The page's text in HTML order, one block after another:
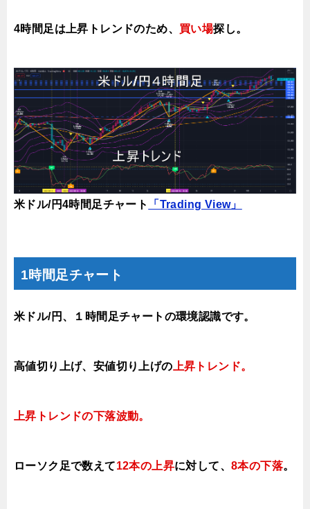
4時間足は上昇ト レンドのため、 買い場探し。
米ドル/円4時間足チャート 「Trading View」
1時間足チャート
米ドル/円、１時間足チャートの環境認識です。
高値切り上げ、安値切り上げの 上昇トレンド。
上昇トレンドの下落波動。
ローソク足で数えて12本の上昇に対して、8本の下落。